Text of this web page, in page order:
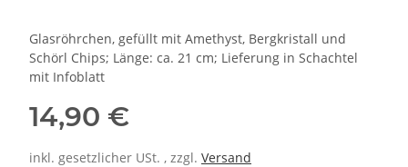
Glasröhrchen, gefüllt mit Amethyst, Bergkristall und
Schörl Chips; Länge: ca. 21 cm; Lieferung in Schachtel
mit Infoblatt
14,90 €
inkl. gesetzlicher USt. , zzgl. Versand